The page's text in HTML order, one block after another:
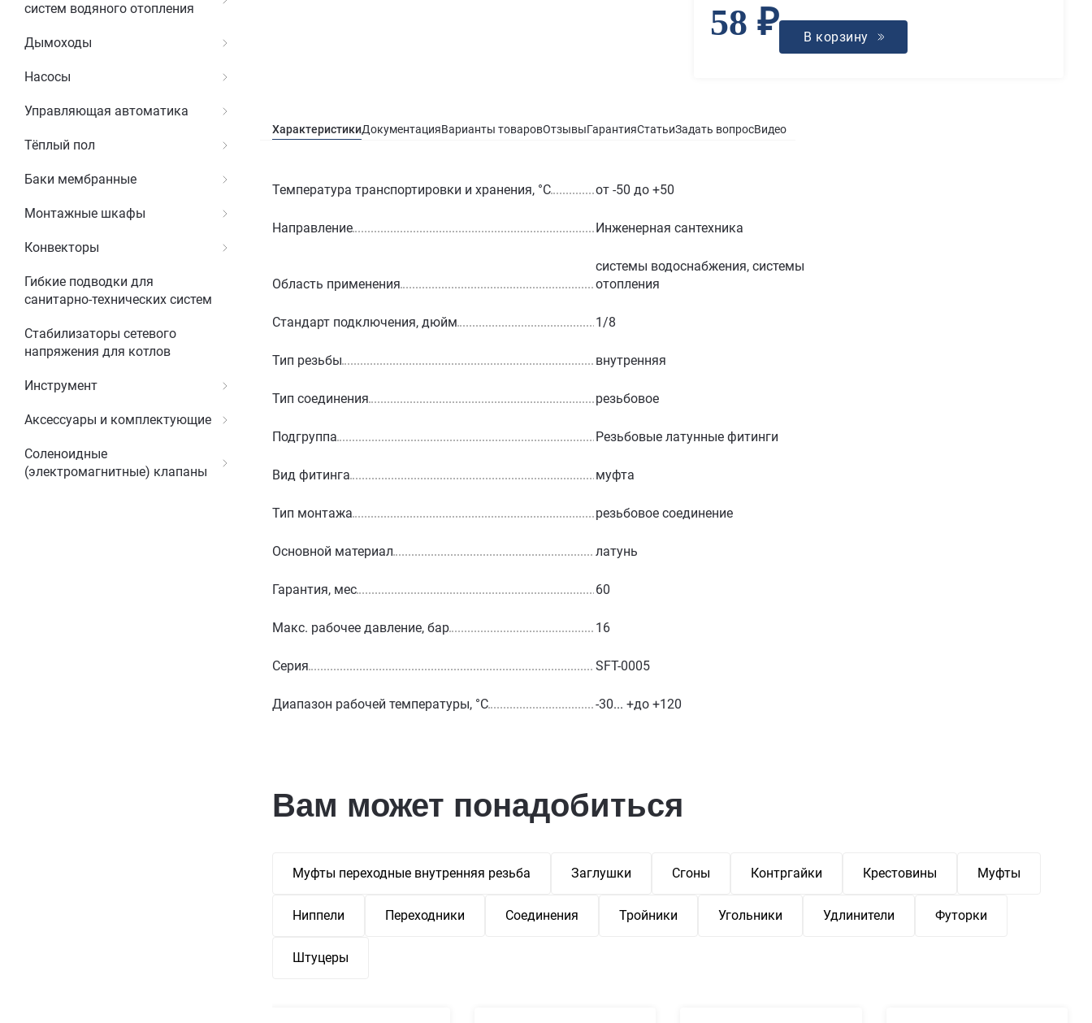
систем водяного отопления
Дымоходы
Насосы
Управляющая автоматика
Тёплый пол
Баки мембранные
Монтажные шкафы
Конвекторы
Гибкие подводки для
санитарно-технических систем
Стабилизаторы сетевого
напряжения для котлов
Инструмент
Аксессуары и комплектующие
Соленоидные
(электромагнитные) клапаны
58 ₽ В корзину
ХарактеристикиДокументацияВарианты товаровОтзывыГарантияСтатьиЗадать вопросВидео
Температура транспортировки и хранения, °С от -50 до +50
Направление Инженерная сантехника
Область применения
системы водоснабжения, системы
отопления
Стандарт подключения, дюйм 1/8
Тип резьбы внутренняя
Тип соединения резьбовое
Подгруппа Резьбовые латунные фитинги
Вид фитинга муфта
Тип монтажа резьбовое соединение
Основной материал латунь
Гарантия, мес 60
Макс. рабочее давление, бар 16
Серия SFT-0005
Диапазон рабочей температуры, °С -30... +до +120
Вам может понадобиться
Муфты переходные внутренняя резьба Заглушки Сгоны Контргайки Крестовины Муфты
Ниппели Переходники Соединения Тройники Угольники Удлинители Футорки
Штуцеры